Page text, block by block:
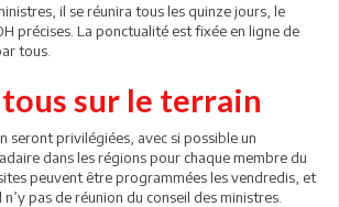
il se réunira tous les quinze jours, le
précises. La ponctualité est fixée en ligne de
tous.
sur le terrain
seront privilégiées, avec si possible un
dans les régions pour chaque membre du
peuvent être programmées les vendredis, et
pas de réunion du conseil des ministres.